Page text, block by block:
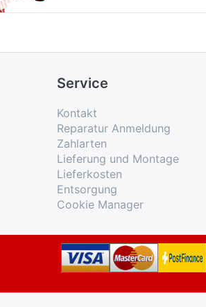
Service
Kontakt
Reparatur Anmeldung
Zahlarten
Lieferung und Montage
Lieferkosten
Entsorgung
Cookie Manager